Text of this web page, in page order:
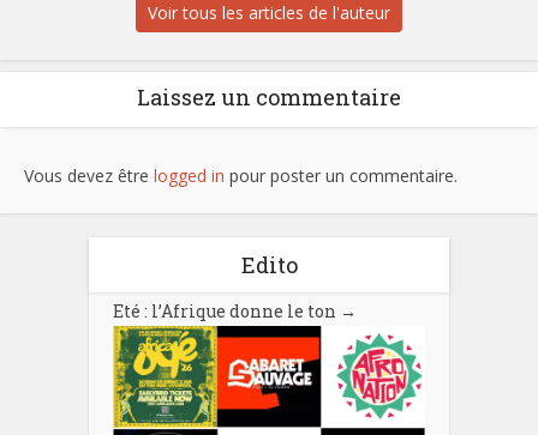
Voir tous les articles de l'auteur
Laissez un commentaire
Vous devez être logged in pour poster un commentaire.
Edito
Eté : l’Afrique donne le ton →